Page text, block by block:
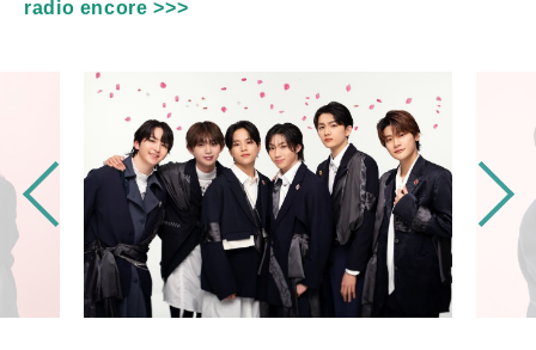
radio encore >>>